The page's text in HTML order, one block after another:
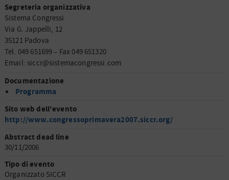
Segreteria organizzativa
Sistema Congressi
Via G. Jappelli, 12
35121 Padova
Tel. 049 651699 – Fax 049 651320
Email: siccr@sistemacongressi.com
Documentazione
Programma
Sito web dell'evento
http://www.congressoprimavera2007.siccr.org/
Abstract dead line
30/11/2006
Tipo di evento
Organizzato SICCR